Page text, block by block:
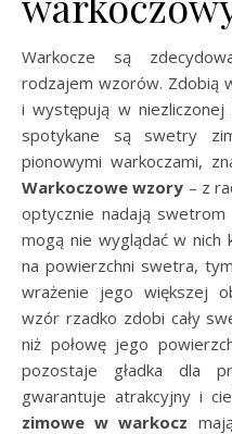
Warkocze są
rodzajem wzorów. Zdobią
i występują w niezliczonej
spotykane są swetry
pionowymi warkoczami,
Warkoczowe wzory – z
optycznie nadają
mogą nie wyglądać w nich
na powierzchni swetra,
wrażenie jego większej
wzór rzadko zdobi cały
niż połowę jego
pozostaje gładka dla
gwarantuje atrakcyjny i
zimowe w warkocz